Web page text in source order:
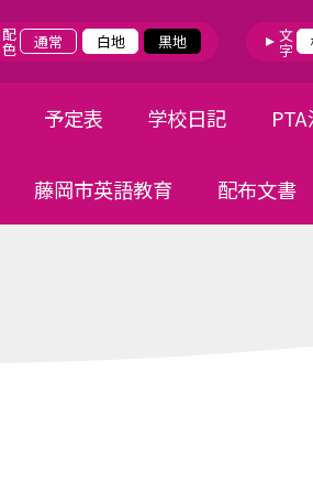
配色 通常 白地 黒地 文字
予定表 学校日記
藤岡市英語教育 配布文書